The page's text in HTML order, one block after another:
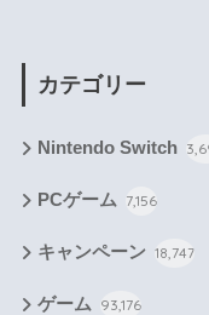
カテゴリー
Nintendo Switch
PCゲーム 7,156
キャンペーン 18,747
ゲーム 93,176